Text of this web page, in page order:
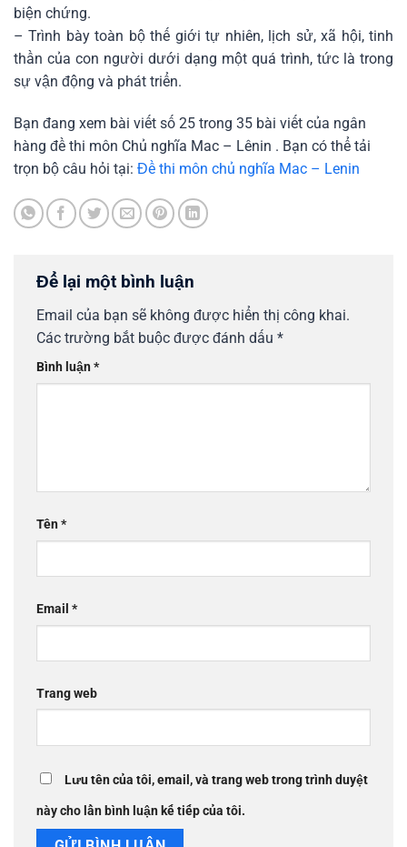
biện chứng.
– Trình bày toàn bộ thế giới tự nhiên, lịch sử, xã hội, tinh
thần của con người dưới dạng một quá trình, tức là trong
sự vận động và phát triển.
Bạn đang xem bài viết số 25 trong 35 bài viết của ngân
hàng đề thi môn Chủ nghĩa Mac – Lênin . Bạn có thể tải
trọn bộ câu hỏi tại: Đề thi môn chủ nghĩa Mac – Lenin
Để lại một bình luận
Email của bạn sẽ không được hiển thị công khai.
Các trường bắt buộc được đánh dấu *
Bình luận*
Tên*
Email *
Trang web
Lưu tên của tôi, email, và trang web trong trình duyệt
này cho lần bình luận kế tiếp của tôi.